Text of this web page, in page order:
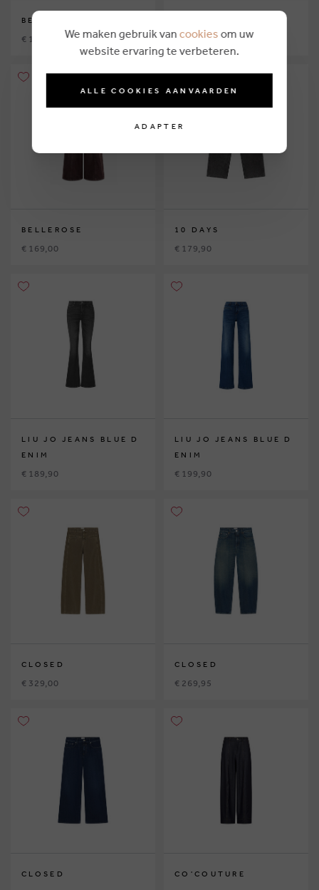
BELLEROSE
€ 169,00 € 169,00
BELLEROSE
€ 169,00
10 DAYS
€ 179,90
LIU JO JEANS BLUE D
ENIM
€ 189,90
LIU JO JEANS BLUE D
ENIM
€ 199,90
CLOSED
€ 329,00
CLOSED
€ 269,95
CLOSED CO'COUTURE
We maken gebruik van cookies om uw
website ervaring te verbeteren.
ALLE COOKIES AANVAARDEN
ADAPTER